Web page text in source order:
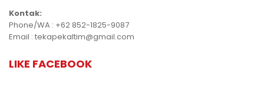
Kontak:
Phone/WA : +62 852-1825-9087
Email : tekapekaltim@gmail.com
LIKE FACEBOOK